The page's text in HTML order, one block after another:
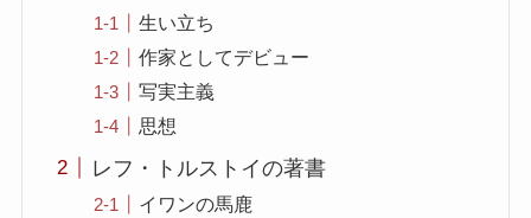
生い立ち
作家としてデビュー
写実主義
思想
レフ・トルストイの著書
イワンの馬鹿